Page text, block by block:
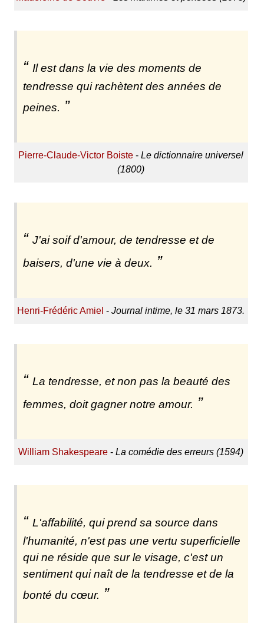
Il est dans la vie des moments de
tendresse qui rachètent des années de
peines.
Pierre-Claude-Victor Boiste -Le dictionnaire universel
(1800)
J'ai soif d'amour, de tendresse et de
baisers, d'une vie à deux.
Henri-Frédéric Amiel -Journal intime, le 31 mars 1873.
La tendresse, et non pas la beauté des
femmes, doit gagner notre amour.
William Shakespeare -La comédie des erreurs (1594)
L'affabilité, qui prend sa source dans
l'humanité, n'est pas une vertu superficielle
qui ne réside que sur le visage, c'est un
sentiment qui naît de la tendresse et de la
bonté du cœur.